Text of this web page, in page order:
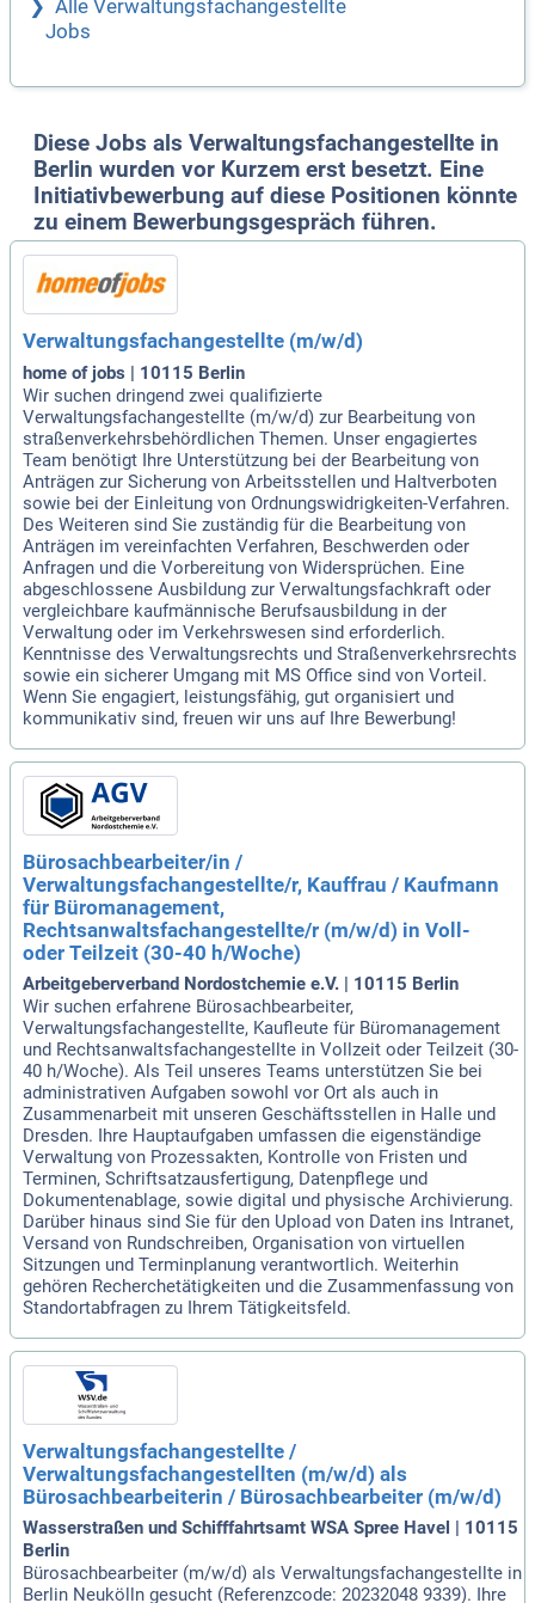
Alle Verwaltungsfachangestellte
Jobs
Diese Jobs als Verwaltungsfachangestellte in
Berlin wurden vor Kurzem erst besetzt. Eine
Initiativbewerbung auf diese Positionen könnte
zu einem Bewerbungsgespräch führen.
Verwaltungsfachangestellte (m/w/d)
home of jobs | 10115 Berlin
Wir suchen dringend zwei qualifizierte
Verwaltungsfachangestellte (m/w/d) zur Bearbeitung von
straßenverkehrsbehördlichen Themen. Unser engagiertes
Team benötigt Ihre Unterstützung bei der Bearbeitung von
Anträgen zur Sicherung von Arbeitsstellen und Haltverboten
sowie bei der Einleitung von Ordnungswidrigkeiten-Verfahren.
Des Weiteren sind Sie zuständig für die Bearbeitung von
Anträgen im vereinfachten Verfahren, Beschwerden oder
Anfragen und die Vorbereitung von Widersprüchen. Eine
abgeschlossene Ausbildung zur Verwaltungsfachkraft oder
vergleichbare kaufmännische Berufsausbildung in der
Verwaltung oder im Verkehrswesen sind erforderlich.
Kenntnisse des Verwaltungsrechts und Straßenverkehrsrechts
sowie ein sicherer Umgang mit MS Office sind von Vorteil.
Wenn Sie engagiert, leistungsfähig, gut organisiert und
kommunikativ sind, freuen wir uns auf Ihre Bewerbung!
Bürosachbearbeiter/in /
Verwaltungsfachangestellte/r, Kauffrau / Kaufmann
für Büromanagement,
Rechtsanwaltsfachangestellte/r (m/w/d) in Voll-
oder Teilzeit (30-40 h/Woche)
Arbeitgeberverband Nordostchemie e.V. | 10115 Berlin
Wir suchen erfahrene Bürosachbearbeiter,
Verwaltungsfachangestellte, Kaufleute für Büromanagement
und Rechtsanwaltsfachangestellte in Vollzeit oder Teilzeit (30-
40 h/Woche). Als Teil unseres Teams unterstützen Sie bei
administrativen Aufgaben sowohl vor Ort als auch in
Zusammenarbeit mit unseren Geschäftsstellen in Halle und
Dresden. Ihre Hauptaufgaben umfassen die eigenständige
Verwaltung von Prozessakten, Kontrolle von Fristen und
Terminen, Schriftsatzausfertigung, Datenpflege und
Dokumentenablage, sowie digital und physische Archivierung.
Darüber hinaus sind Sie für den Upload von Daten ins Intranet,
Versand von Rundschreiben, Organisation von virtuellen
Sitzungen und Terminplanung verantwortlich. Weiterhin
gehören Recherchetätigkeiten und die Zusammenfassung von
Standortabfragen zu Ihrem Tätigkeitsfeld.
Verwaltungsfachangestellte /
Verwaltungsfachangestellten (m/w/d) als
Bürosachbearbeiterin / Bürosachbearbeiter (m/w/d)
Wasserstraßen und Schifffahrtsamt WSA Spree Havel | 10115
Berlin
Bürosachbearbeiter (m/w/d) als Verwaltungsfachangestellte in
Berlin Neukölln gesucht (Referenzcode: 20232048 9339). Ihre